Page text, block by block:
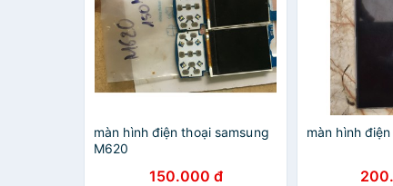
màn hình điện thoại samsung
M620
150.000 đ
màn hình